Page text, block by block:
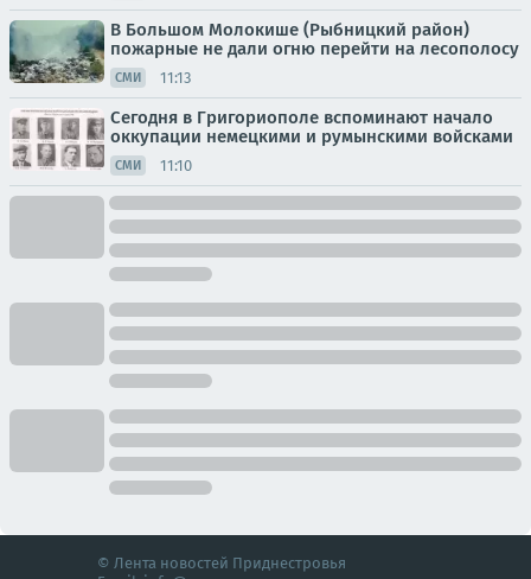
В Большом Молокише (Рыбницкий район)
пожарные не дали огню перейти на лесополосу
СМИ 11:13
Сегодня в Григориополе вспоминают начало
оккупации немецкими и румынскими войсками
СМИ 11:10
© Лента новостей Приднестровья